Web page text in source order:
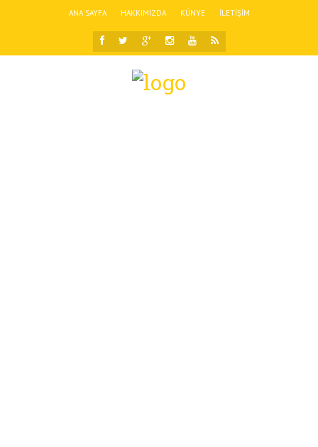
ANA SAYFA HAKKIMIZDA KÜNYE İLETIŞIM